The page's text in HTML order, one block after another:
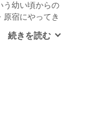
う幼い頃からの
原宿にやってき